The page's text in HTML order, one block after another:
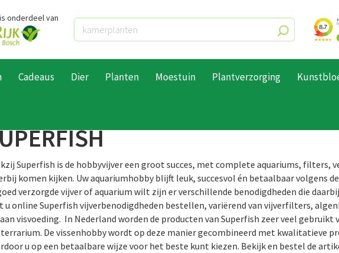
onderdeel van
Cadeaus Dier Planten Moestuin Plantverzorging
Superfish is de hobbyvijver een groot succes, met complete aquariums, filters,
komen kijken. Uw aquariumhobby blijft leuk, succesvol én betaalbaar volgens
verzorgde vijver of aquarium wilt zijn er verschillende benodigdheden die
u online Superfish vijverbenodigdheden bestellen, variërend van vijverfilters,
visvoeding. In Nederland worden de producten van Superfish zeer veel gebruikt
De vissenhobby wordt op deze manier gecombineerd met kwalitatieve
u op een betaalbare wijze voor het beste kunt kiezen. Bekijk en bestel de